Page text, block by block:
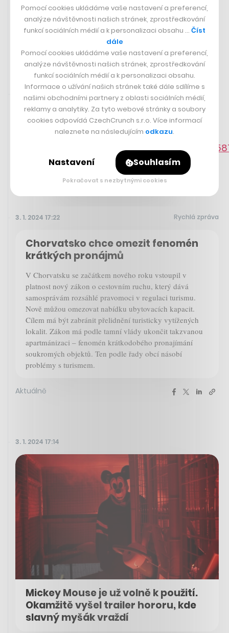
má čínská Alibaba
3. 1. 2024 17:49 Sdíleno přes aplikaci Twitter
Policie zasahuje u ruského velvyslanectví.
https://twitter.com/PolicieCZ/status/
3. 1. 2024 17:22 Rychlá zpráva
Chorvatsko chce omezit fenomén
krátkých pronájmů
V Chorvatsku se začátkem nového roku vstoupil v
platnost nový zákon o cestovním ruchu, který dává
samosprávám rozsáhlé pravomoci v regulaci turismu.
Nově můžou omezovat nabídku ubytovacích kapacit.
Cílem má být zabránit přelidnění turisticky vytížených
lokalit. Zákon má podle tamní vlády ukončit takzvanou
apartmánizaci – fenomén krátkodobého pronajímání
soukromých objektů. Ten podle řady obcí násobí
problémy s turismem.
Aktuálně
3. 1. 2024 17:14
Mickey Mouse je už volně k použití.
Okamžitě vyšel trailer hororu, kde
slavný myšák vraždí
Pomocí cookies ukládáme vaše nastavení a preferencí,
analýze návštěvnosti našich stránek, zprostředkování
funkcí sociálních médií a k personalizaci obsahu … Číst
dále
Pomocí cookies ukládáme vaše nastavení a preferencí,
analýze návštěvnosti našich stránek, zprostředkování
funkcí sociálních médií a k personalizaci obsahu.
Informace o užívání našich stránek také dále sdílíme s
našimi obchodními partnery z oblasti sociálních médií,
reklamy a analytiky. Za tyto webové stránky a soubory
cookies odpovídá CzechCrunch s.r.o. Více informací
naleznete na následujícím odkazu.
Nastavení Souhlasím
Pokračovat s nezbytnými cookies